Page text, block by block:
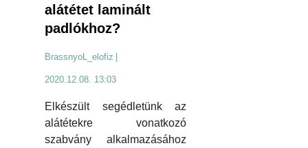
alátétet laminált
padlókhoz?
BrassnyoL_elofiz
2020.12.08. 13:03
Elkészült segédletünk az
alátétekre vonatkozó
szabvány alkalmazásához